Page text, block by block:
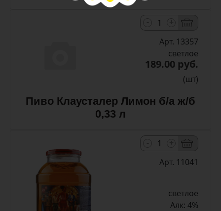
Арт. 13357
светлое
189.00 руб.
(шт)
Пиво Клаусталер Лимон б/а ж/б
0,33 л
Арт. 11041
светлое
Алк: 4%